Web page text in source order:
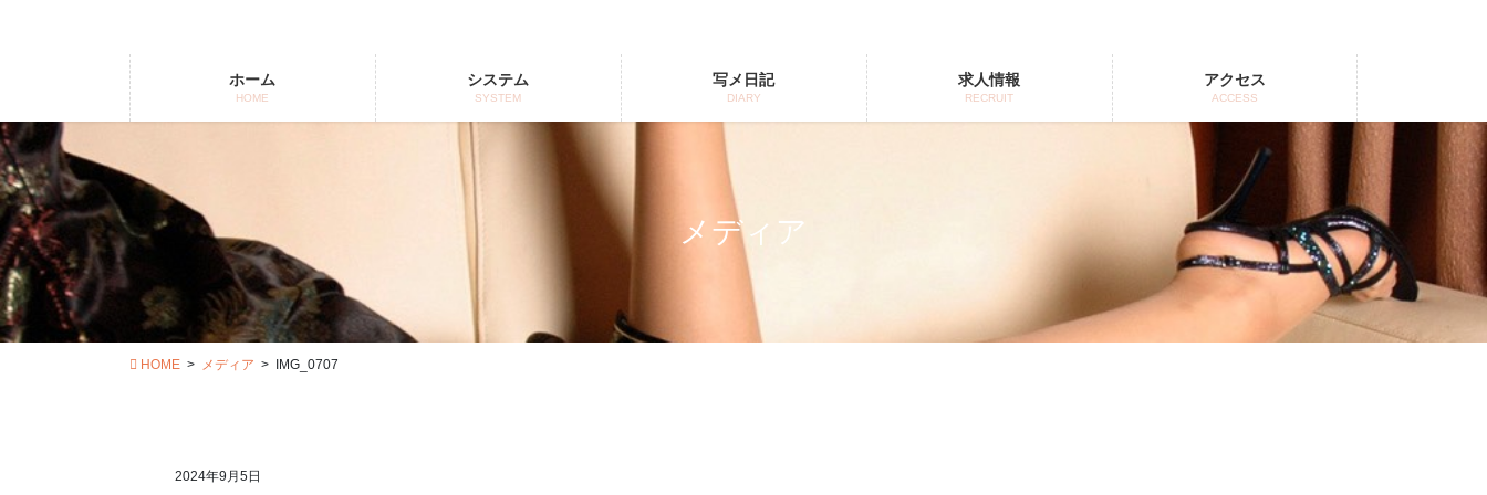
ツ
に
移
動
シ
ョ
ン
に
移
動
ホーム
HOME
システム
SYSTEM
写メ日記
DIARY
求人情報
RECRUIT
アクセス
ACCESS
メディア
HOME メディア IMG_0707
2024年9月5日